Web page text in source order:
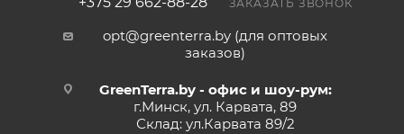
ЗАКАЗАТЬ ЗВОНОК
opt@greenterra.by (для оптовых
заказов)
GreenTerra.by - офис и шоу-рум:
г.Минск, ул. Карвата, 89
Склад: ул.Карвата 89/2